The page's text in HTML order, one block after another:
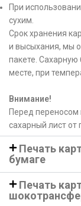
При
сухим.
Срок хранения
и высыхания, мы
пакете.
месте, при
Внимание!
Перед переносом
сахарный лист от
Печать
бумаге
Печать